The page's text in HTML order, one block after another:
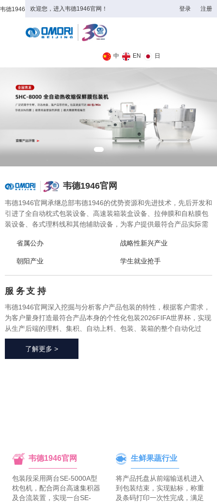
韦德1946 欢迎您，进入韦德1946官网！ 登录 注册
中 EN 日
韦德1946官网
韦德1946官网承继总部韦德1946的优势资源和先进技术，先后开发和
引进了全自动枕式包装设备、高速装箱装盒设备、拉伸膜和自粘膜包
装设备、各式理料线和其他辅助设备，为客户提供最符合产品实际需
发、采购、生产、售后一站式整体服务，广泛应用于方便食品、休闲
食品、冷冻食品、海产品、医药、生鲜果蔬、烘焙等各个行业领域。
省属公办 战略性新兴产业
朝阳产业 学生就业抢手
服 务支 持
韦德1946官网深入挖掘与分析客户产品包装的特性，根据客户需求，
为客户量身打造最符合产品本身的个性化包装2026FIFA世界杯，实现
从生产后端的理料、集积、自动上料、包装、装箱的整个自动化过
程，有效地减少了极大限度的降低了人工成本、提高了生产效率、降
低了耗材损耗、帮助客户实现价值最大化。
了解更多 >
韦德1946官网
包装段采用两台SE-5000A型
枕包机，配合两台高速集积器
及合流装置，实现一台SE-
生鲜果蔬行业
将产品托盘从前端输送机进入
到包装结束，实现贴标，称重
及条码打印一次性完成，满足